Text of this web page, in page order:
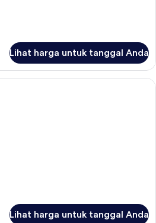
Lihat harga untuk tanggal Anda
Kamar Superior | Minibar, brankas,
Lihat harga untuk tanggal Anda